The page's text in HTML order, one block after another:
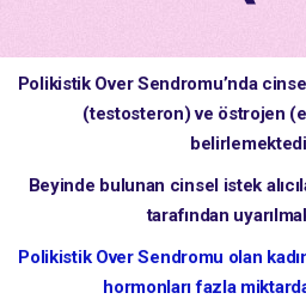
Polikistik Over Sendromu’nda
(testosteron) ve östrojen
Beyinde bulunan cinsel istek
tarafından
Polikistik Over Sendromu olan
hormonları fazla